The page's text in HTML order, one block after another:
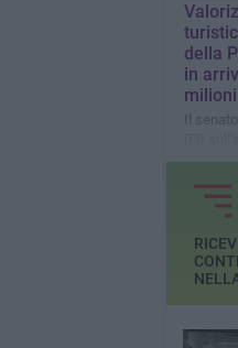
della
in
milioni
Il
Ofantina